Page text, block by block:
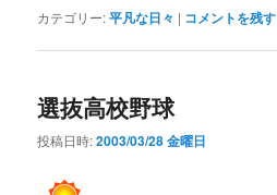
カテゴリー:平凡な日々 | コメントを残す
選抜高校野球
投稿日時:2003/03/28 金曜日